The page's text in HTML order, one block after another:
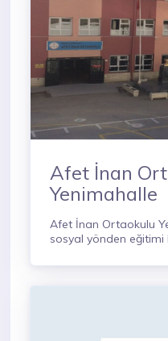
Afet İnan
Yenimahalle
Afet İnan Ortaokulu
sosyal yönden eğitimi